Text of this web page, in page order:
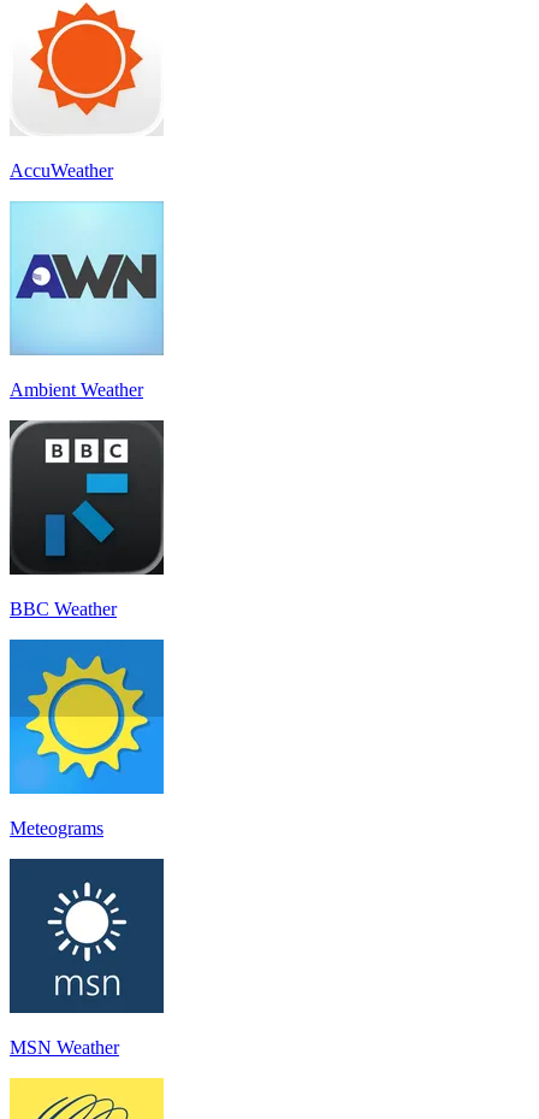
AccuWeather
Ambient Weather
BBC Weather
Meteograms
MSN Weather